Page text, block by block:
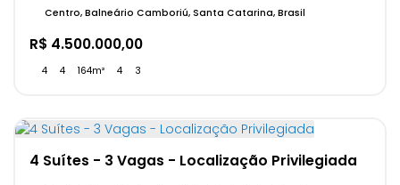
R$ 4.500.000,00
Centro, Balneário Camboriú, Santa Catarina, Brasil
4 4 164m² 4 3
4 Suítes - 3 Vagas - Localização Privilegiada